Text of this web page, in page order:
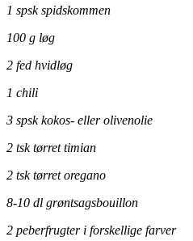
1 spsk spidskommen
100 g løg
2 fed hvidløg
1 chili
3 spsk kokos- eller olivenolie
2 tsk tørret timian
2 tsk tørret oregano
8-10 dl grøntsagsbouillon
2 peberfrugter i forskellige farver